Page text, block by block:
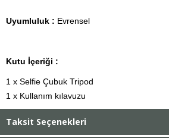
Uyumluluk : Evrensel
Kutu İçeriği :
1 x Selfie Çubuk Tripod
1 x Kullanım kılavuzu
Taksit Seçenekleri